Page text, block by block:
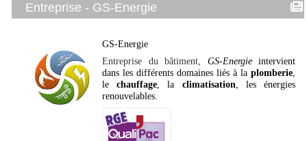
Entreprise - GS-Energie
GS-Energie
Entreprise du bâtiment, GS-Energieintervient
dans les différents domaines liés à la plomberie,
lechauffage, la climatisation, les énergies
renouvelables.